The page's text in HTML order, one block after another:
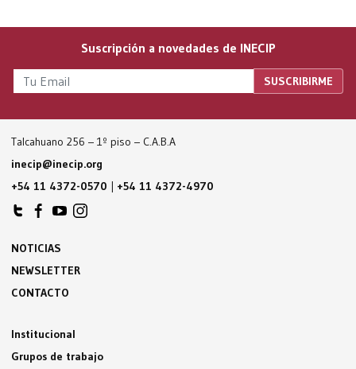
Suscripción a novedades de INECIP
Talcahuano 256 – 1º piso – C.A.B.A
inecip@inecip.org
+54 11 4372-0570 | +54 11 4372-4970
NOTICIAS
NEWSLETTER
CONTACTO
Institucional
Grupos de trabajo